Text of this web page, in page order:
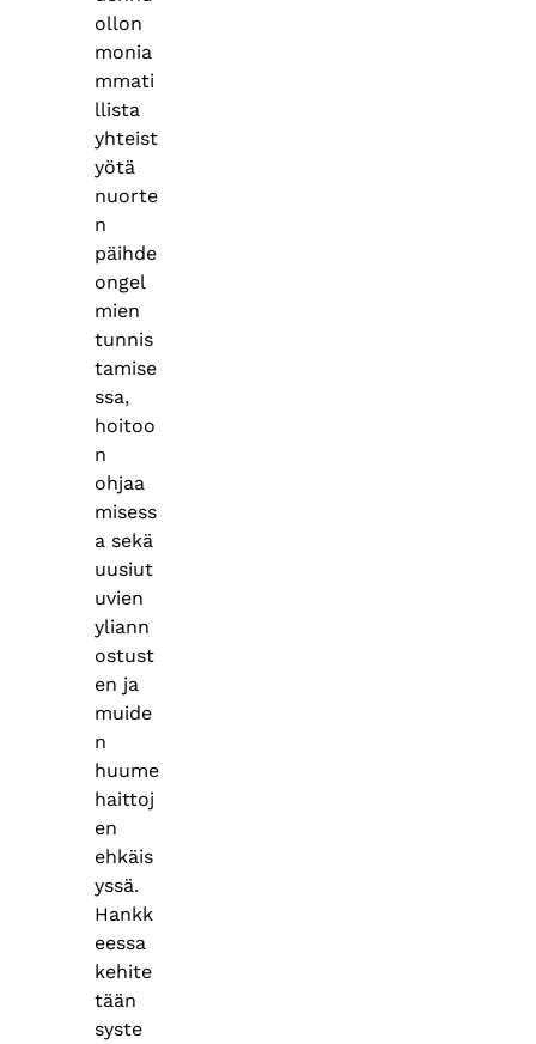
ollon
monia
mmati
llista
yhteist
yötä
nuorte
n
päihde
ongel
mien
tunnis
tamise
ssa,
hoitoo
n
ohjaa
misess
a sekä
uusiut
uvien
yliann
ostust
en ja
muide
n
huume
haittoj
en
ehkäis
yssä.
Hankk
eessa
kehite
tään
syste